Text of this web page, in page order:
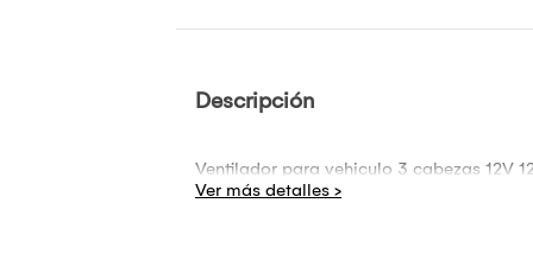
Descripción
Ventilador para vehiculo 3 cabezas 12V